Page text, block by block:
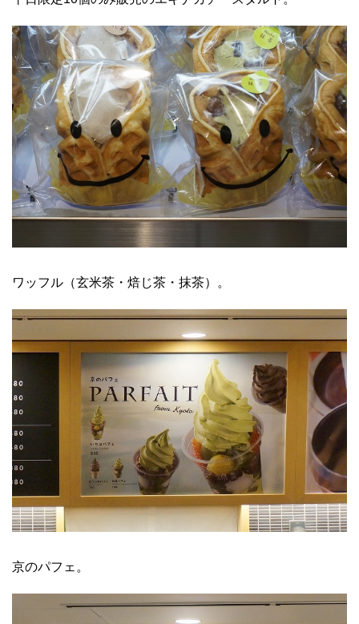
ワッフル（玄米茶・焙じ茶・抹茶）。
京のパフェ。